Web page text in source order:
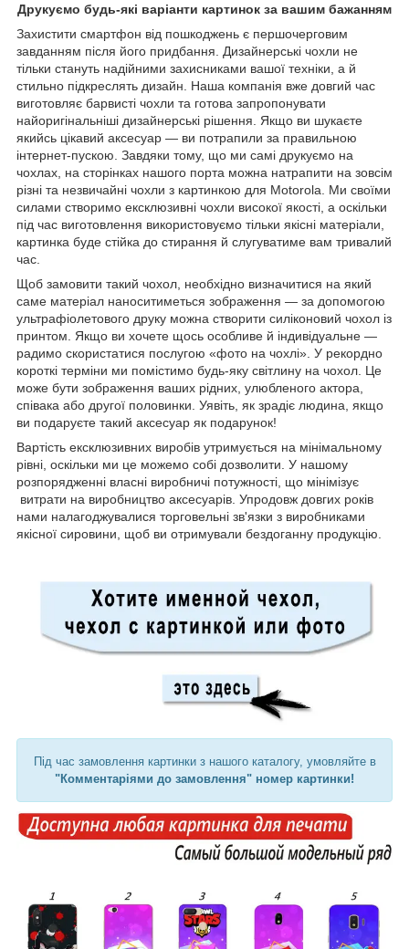
Друкуємо будь-які варіанти картинок за вашим бажанням
Захистити смартфон від пошкоджень є першочерговим
завданням після його придбання. Дизайнерські чохли не
тільки стануть надійними захисниками вашої техніки, а й
стильно підкреслять дизайн. Наша компанія вже довгий час
виготовляє барвисті чохли та готова запропонувати
найоригінальніші дизайнерські рішення. Якщо ви шукаєте
якийсь цікавий аксесуар — ви потрапили за правильною
інтернет-пускою. Завдяки тому, що ми самі друкуємо на
чохлах, на сторінках нашого порта можна натрапити на зовсім
різні та незвичайні чохли з картинкою для Motorola. Ми своїми
силами створимо ексклюзивні чохли високої якості, а оскільки
під час виготовлення використовуємо тільки якісні матеріали,
картинка буде стійка до стирання й слугуватиме вам тривалий
час.
Щоб замовити такий чохол, необхідно визначитися на який
саме матеріал наноситиметься зображення — за допомогою
ультрафіолетового друку можна створити силіконовий чохол із
принтом. Якщо ви хочете щось особливе й індивідуальне —
радимо скористатися послугою «фото на чохлі». У рекордно
короткі терміни ми помістимо будь-яку світлину на чохол. Це
може бути зображення ваших рідних, улюбленого актора,
співака або другої половинки. Уявіть, як зрадіє людина, якщо
ви подаруєте такий аксесуар як подарунок!
Вартість ексклюзивних виробів утримується на мінімальному
рівні, оскільки ми це можемо собі дозволити. У нашому
розпорядженні власні виробничі потужності, що мінімізує
витрати на виробництво аксесуарів. Упродовж довгих років
нами налагоджувалися торговельні зв'язки з виробниками
якісної сировини, щоб ви отримували бездоганну продукцію.
Під час замовлення картинки з нашого каталогу, умовляйте в
"Комментаріями до замовлення" номер картинки!